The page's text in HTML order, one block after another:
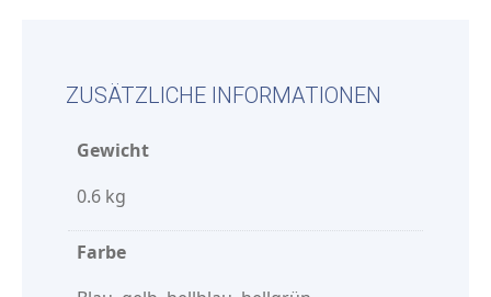
ZUSÄTZLICHE INFORMATIONEN
Gewicht
0.6 kg
Farbe